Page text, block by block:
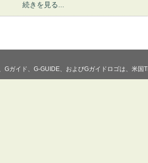
続きを見る...
Gガイド、G-GUIDE、およびGガイドロゴは、米